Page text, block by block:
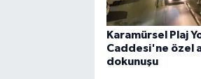
Karamürsel Plaj
Caddesi'ne özel
dokunuşu